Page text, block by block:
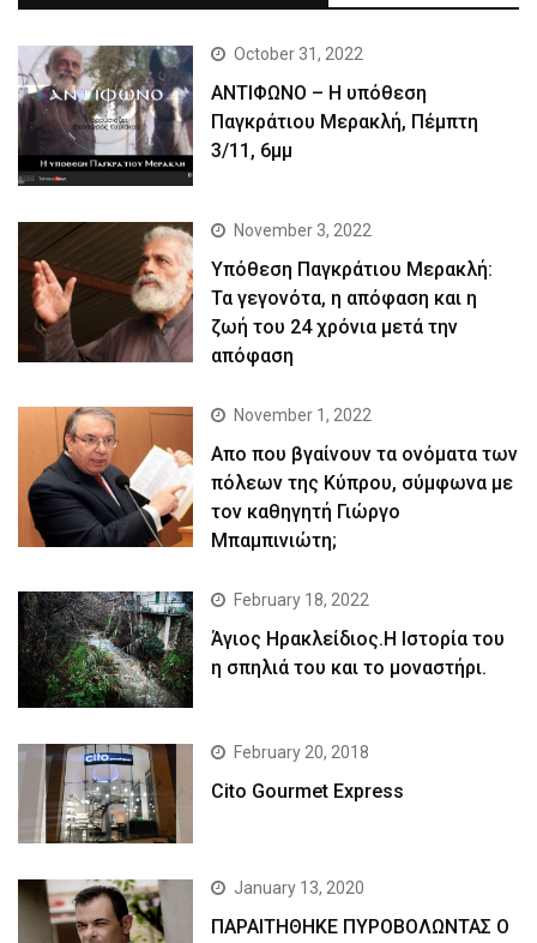
October 31, 2022
ΑΝΤΙΦΩΝΟ – Η υπόθεση
Παγκράτιου Μερακλή, Πέμπτη
3/11, 6μμ
November 3, 2022
Yπόθεση Παγκράτιου Μερακλή:
Τα γεγονότα, η απόφαση και η
ζωή του 24 χρόνια μετά την
απόφαση
November 1, 2022
Απο που βγαίνουν τα ονόματα των
πόλεων της Κύπρου, σύμφωνα με
τον καθηγητή Γιώργο
Μπαμπινιώτη;
February 18, 2022
Άγιος Ηρακλείδιος.Η Ιστορία του
η σπηλιά του και το μοναστήρι.
February 20, 2018
Cito Gourmet Express
January 13, 2020
ΠΑΡΑΙΤΗΘΗΚΕ ΠΥΡΟΒΟΛΩΝΤΑΣ Ο